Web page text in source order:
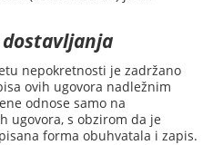
nepokretnosti je zadržano
ovih ugovora nadležnim
odnose samo na
ugovora, s obzirom da je
forma obuhvatala i zapis.